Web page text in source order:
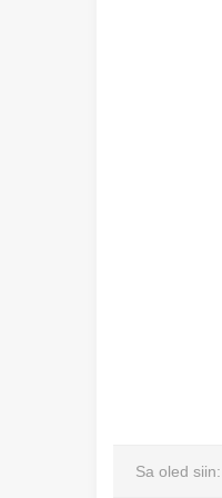
Sa oled siin: